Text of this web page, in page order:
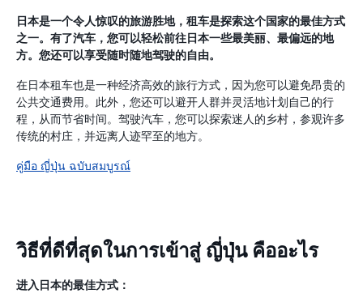
日本是一个令人惊叹的旅游胜地，租车是探索这个国家的最佳方式
之一。有了汽车，您可以轻松前往日本一些最美丽、最偏远的地
方。您还可以享受随时随地驾驶的自由。
在日本租车也是一种经济高效的旅行方式，因为您可以避免昂贵的
公共交通费用。此外，您还可以避开人群并灵活地计划自己的行
程，从而节省时间。驾驶汽车，您可以探索迷人的乡村，参观许多
传统的村庄，并远离人迹罕至的地方。
คู่มือ ญี่ปุ่น ฉบับสมบูรณ์
วิธีที่ดีที่สุดในการเข้าสู่ ญี่ปุ่น คืออะไร
进入日本的最佳方式：